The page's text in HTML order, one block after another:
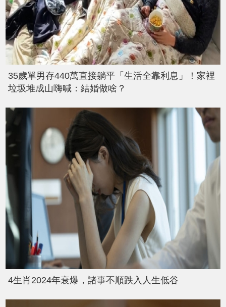
35歲單男存440萬直接躺平「生活全靠利息」！家裡
垃圾堆成山嗨喊：結婚做啥？
4生肖2024年衰爆，諸事不順跌入人生低谷